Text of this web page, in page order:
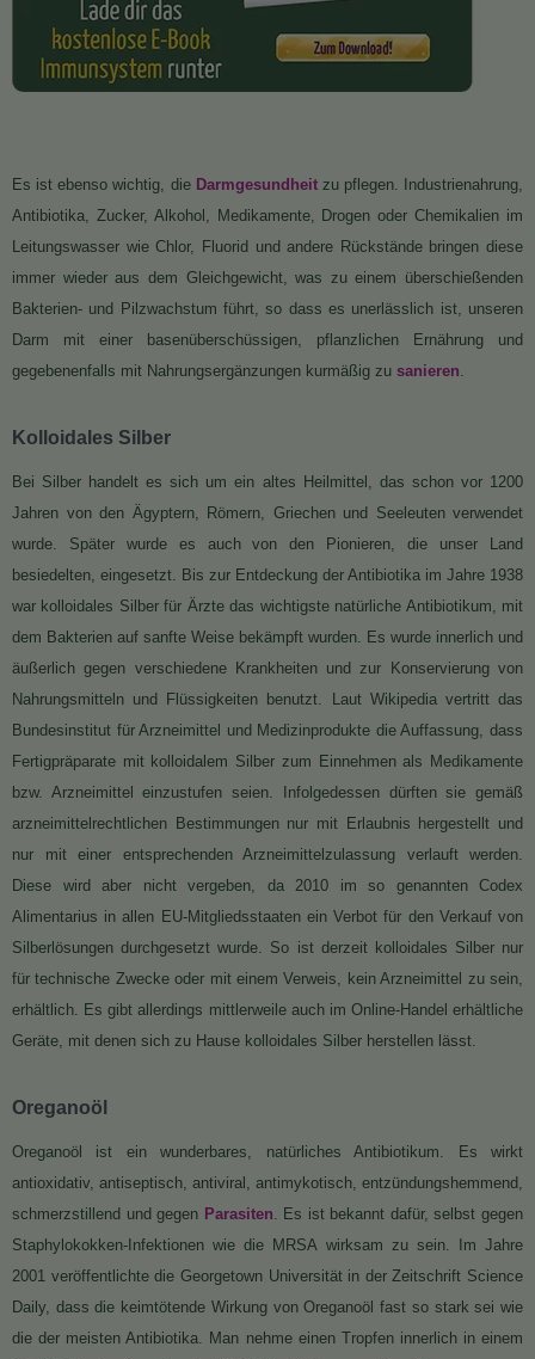
Es ist ebenso wichtig, die Darmgesundheitzu pflegen. Industrienahrung,
Antibiotika, Zucker, Alkohol, Medikamente, Drogen oder Chemikalien im
Leitungswasser wie Chlor, Fluorid und andere Rückstände bringen diese
immer wieder aus dem Gleichgewicht, was zu einem überschießenden
Bakterien- und Pilzwachstum führt, so dass es unerlässlich ist, unseren
Darm mit einer basenüberschüssigen, pflanzlichen Ernährung und
gegebenenfalls mit Nahrungsergänzungen kurmäßig zu sanieren.
Kolloidales Silber
Bei Silber handelt es sich um ein altes Heilmittel, das schon vor 1200
Jahren von den Ägyptern, Römern, Griechen und Seeleuten verwendet
wurde. Später wurde es auch von den Pionieren, die unser Land
besiedelten, eingesetzt. Bis zur Entdeckung der Antibiotika im Jahre 1938
war kolloidales Silber für Ärzte das wichtigste natürliche Antibiotikum, mit
dem Bakterien auf sanfte Weise bekämpft wurden. Es wurde innerlich und
äußerlich gegen verschiedene Krankheiten und zur Konservierung von
Nahrungsmitteln und Flüssigkeiten benutzt. Laut Wikipedia vertritt das
Bundesinstitut für Arzneimittel und Medizinprodukte die Auffassung, dass
Fertigpräparate mit kolloidalem Silber zum Einnehmen als Medikamente
bzw. Arzneimittel einzustufen seien. Infolgedessen dürften sie gemäß
arzneimittelrechtlichen Bestimmungen nur mit Erlaubnis hergestellt und
nur mit einer entsprechenden Arzneimittelzulassung verlauft werden.
Diese wird aber nicht vergeben, da 2010 im so genannten Codex
Alimentarius in allen EU-Mitgliedsstaaten ein Verbot für den Verkauf von
Silberlösungen durchgesetzt wurde. So ist derzeit kolloidales Silber nur
für technische Zwecke oder mit einem Verweis, kein Arzneimittel zu sein,
erhältlich. Es gibt allerdings mittlerweile auch im Online-Handel erhältliche
Geräte, mit denen sich zu Hause kolloidales Silber herstellen lässt.
Oreganoöl
Oreganoöl ist ein wunderbares, natürliches Antibiotikum. Es wirkt
antioxidativ, antiseptisch, antiviral, antimykotisch, entzündungshemmend,
schmerzstillend und gegen Parasiten. Es ist bekannt dafür, selbst gegen
Staphylokokken-Infektionen wie die MRSA wirksam zu sein. Im Jahre
2001 veröffentlichte die Georgetown Universität in der Zeitschrift Science
Daily, dass die keimtötende Wirkung von Oreganoöl fast so stark sei wie
die der meisten Antibiotika. Man nehme einen Tropfen innerlich in einem